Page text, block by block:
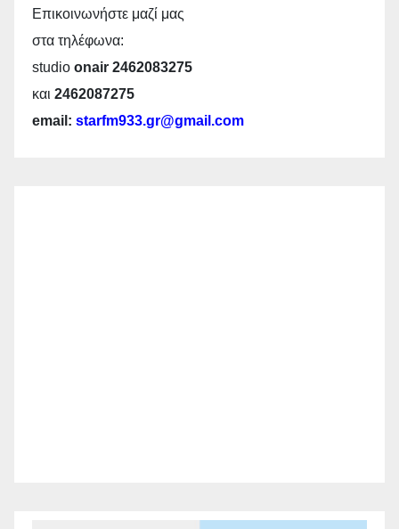
Επικοινωνήστε μαζί μας
στα τηλέφωνα:
studio onair 2462083275
και 2462087275
email: starfm933.gr@gmail.com